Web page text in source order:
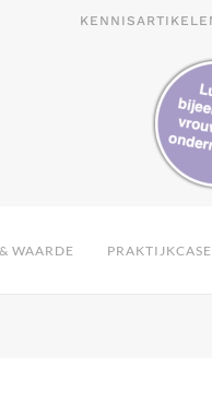
WAARDE